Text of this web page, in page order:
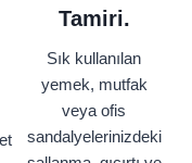
Tamiri.
Sık kullanılan
yemek, mutfak
veya ofis
sandalyelerinizdeki